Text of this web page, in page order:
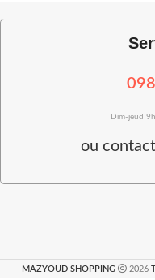
Dim-jeud
ou
MAZYOUD SHOPPING 2026